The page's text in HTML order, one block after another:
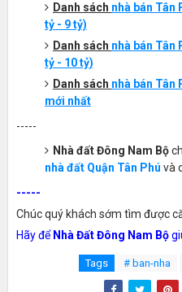
Danh sách nhà bán Tân
tỷ - 9 tỷ)
Danh sách nhà bán Tân
tỷ - 10 tỷ)
Danh sách nhà bán Tân
mới nhất
-----
Nhà đất Đông Nam Bộ
nhà đất Quận Tân Phú và
-----
Chúc quý khách sớm tìm được
Hãy để Nhà Đất Đông Nam Bộ
Tags # ban-nha